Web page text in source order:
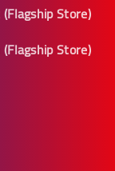
Store)
Store)